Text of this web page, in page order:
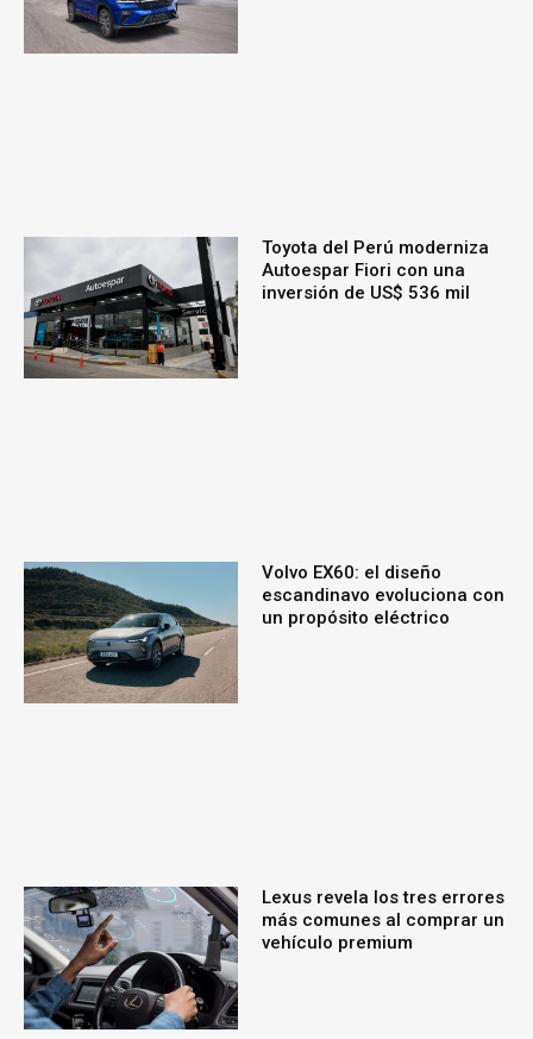
Toyota del Perú moderniza
Autoespar Fiori con una
inversión de US$ 536 mil
Volvo EX60: el diseño
escandinavo evoluciona con
un propósito eléctrico
Lexus revela los tres errores
más comunes al comprar un
vehículo premium